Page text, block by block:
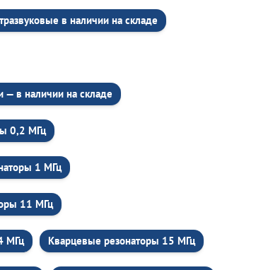
в наличии на складе
— в наличии на складе
0,2 МГц
1 МГц
11 МГц
МГц Кварцевые резонаторы 15 МГц